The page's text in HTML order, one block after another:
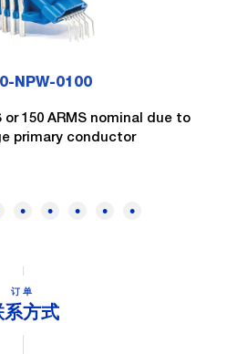
NPW-0100
or 150 ARMS nominal due to
primary conductor
订单
系方式